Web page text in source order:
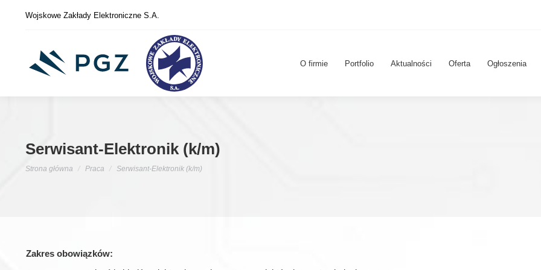
Wojskowe Zakłady Elektroniczne S.A.
O firmie Portfolio Aktualności Oferta Ogłoszenia
Serwisant-Elektronik (k/m)
Jesteś tutaj:
Strona główna Praca Serwisant-Elektronik (k/m)
Zakres obowiązków: